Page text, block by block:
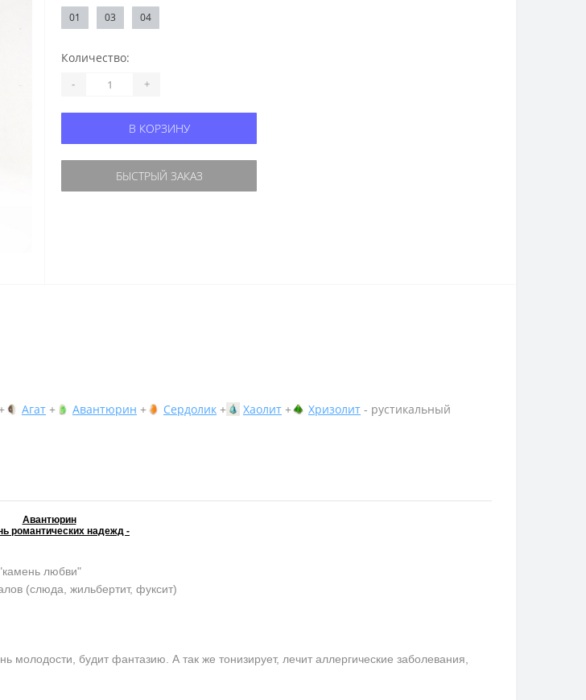
01 03 04
Количество:
- +
В КОРЗИНУ
БЫСТРЫЙ ЗАКАЗ
Агат + Авантюрин + Сердолик + Хаолит + Хризолит - рустикальный
Авантюрин
романтических надежд -
любви"
(слюда, жильбертит, фуксит)
молодости, будит фантазию. А так же тонизирует, лечит аллергические заболевания,